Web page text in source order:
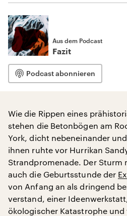
Aus dem Podcast
Fazit
Podcast abonnieren
Wie die Rippen eines
stehen die Betonbögen am
York, dicht nebeneinander
ihnen ruhte vor Hurrikan
Strandpromenade. Der Sturm
auch die Geburtsstunde der
von Anfang an als dringend
verstand, einer
ökologischer Katastrophe